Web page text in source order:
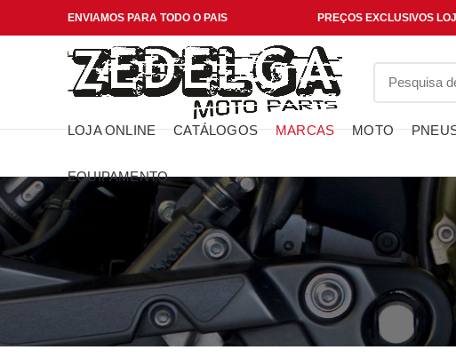
ENVIAMOS PARA TODO O PAIS PREÇOS EXCLUSIVOS
LOJA ONLINE CATÁLOGOS MARCAS MOTO
EQUIPAMENTO